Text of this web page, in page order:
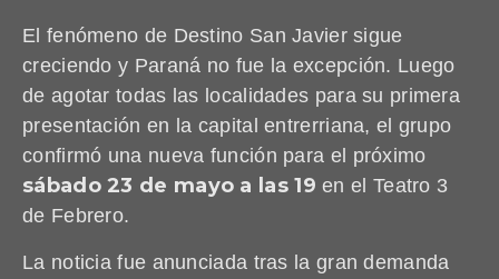
El fenómeno de Destino San Javier sigue
creciendo y Paraná no fue la excepción. Luego
de agotar todas las localidades para su primera
presentación en la capital entrerriana, el grupo
confirmó una nueva función para el próximo
sábado 23 de mayo a las 19 en el Teatro 3
de Febrero.
La noticia fue anunciada tras la gran demanda